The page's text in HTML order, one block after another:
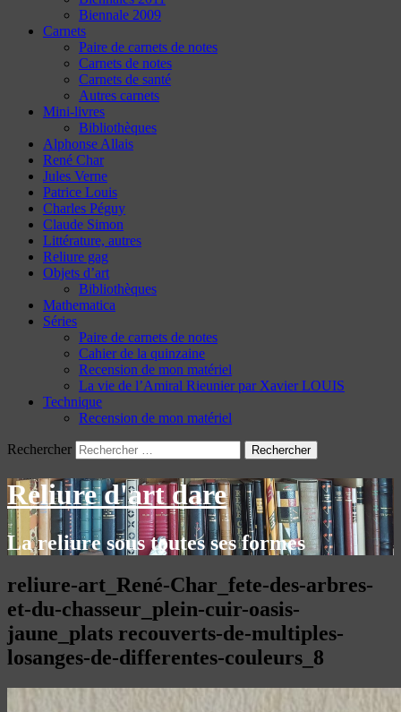
Biennale 2009
Carnets
Paire de carnets de notes
Carnets de notes
Carnets de santé
Autres carnets
Mini-livres
Bibliothèques
Alphonse Allais
René Char
Jules Verne
Patrice Louis
Charles Péguy
Claude Simon
Littérature, autres
Reliure gag
Objets d’art
Bibliothèques
Mathematica
Séries
Paire de carnets de notes
Cahier de la quinzaine
Recension de mon matériel
La vie de l’Amiral Rieunier par Xavier LOUIS
Technique
Recension de mon matériel
Rechercher
Reliure d'art dare
La reliure sous toutes ses formes
reliure-art_René-Char_fete-des-arbres-
et-du-chasseur_plein-cuir-oasis-
jaune_plats recouverts-de-multiples-
losanges-de-differentes-couleurs_8